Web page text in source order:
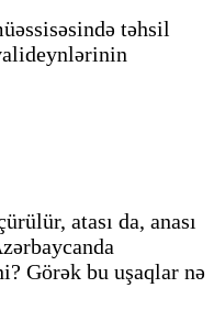
təhsil
atası da, anası
Görək bu uşaqlar nə